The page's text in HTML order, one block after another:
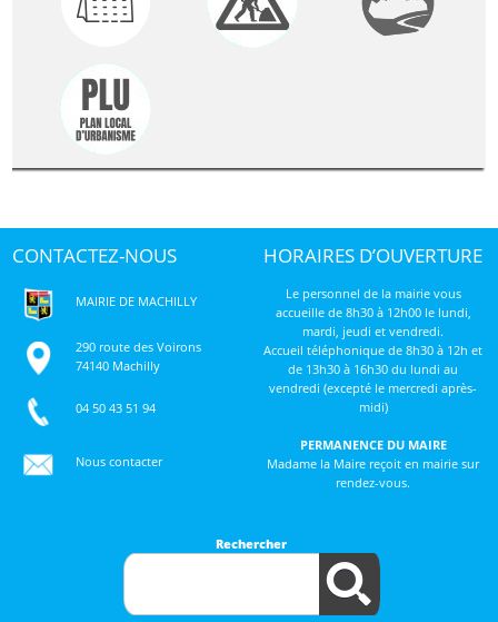
CONTACTEZ-NOUS
MAIRIE DE MACHILLY
290 route des Voirons
74140 Machilly
04 50 43 51 94
Nous contacter
HORAIRES D’OUVERTURE
Le personnel de la mairie vous
accueille de 8h30 à 12h00 le lundi,
mardi, jeudi et vendredi.
Accueil téléphonique de 8h30 à 12h et
de 13h30 à 16h30 du lundi au
vendredi (excepté le mercredi après-
midi)
PERMANENCE DU MAIRE
Madame la Maire reçoit en mairie sur
rendez-vous.
Rechercher